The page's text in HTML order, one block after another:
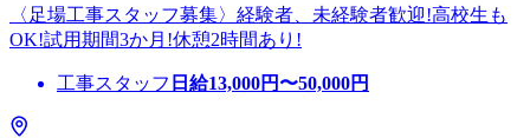
〈足場工事スタッフ募集〉経験者、未経験者歓迎!高校生も
OK!試用期間3か月!休憩2時間あり!
工事スタッフ 日給13,000円〜50,000円